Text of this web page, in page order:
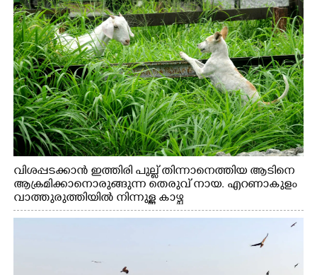
വിശപ്പടക്കാൻ ഇത്തിരി പുല്ല് തിന്നാനെത്തിയ ആടിനെ
ആക്രമിക്കാനൊരുങ്ങുന്ന തെരുവ് നായ. എറണാകുളം
വാത്തുരുത്തിയിൽ നിന്നുള്ള കാഴ്ച